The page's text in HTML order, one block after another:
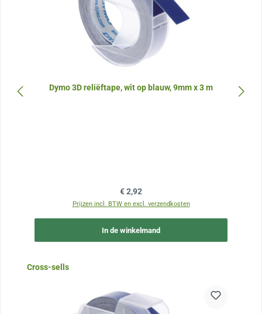
Dymo 3D reliëftape, wit op blauw, 9mm x 3 m
Normale prijs:
€ 2,92
Prijzen incl. BTW en excl. verzendkosten
In de winkelmand
Sla de afbeeldingengalerij over
Cross-sells